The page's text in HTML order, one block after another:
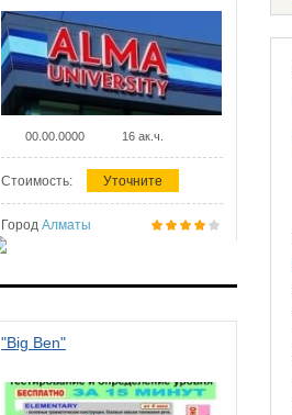
00.00.0000 16 ак.ч.
Стоимость: Уточните
Город Алматы
"Big Ben"